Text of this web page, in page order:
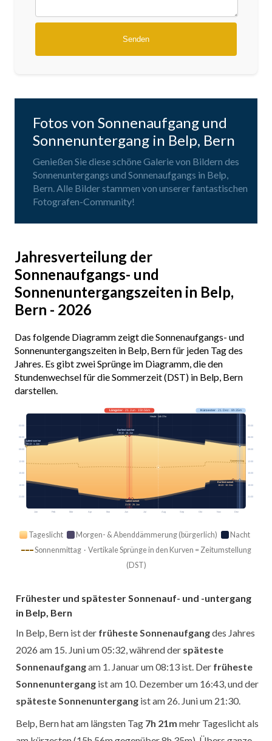
Fotos von Sonnenaufgang und
Sonnenuntergang in Belp, Bern
Genießen Sie diese schöne Galerie von Bildern des
Sonnenuntergangs und Sonnenaufgangs in Belp,
Bern. Alle Bilder stammen von unserer fantastischen
Fotografen-Community!
Jahresverteilung der
Sonnenaufgangs- und
Sonnenuntergangszeiten in Belp,
Bern - 2026
Das folgende Diagramm zeigt die Sonnenaufgangs- und
Sonnenuntergangszeiten in Belp, Bern für jeden Tag des
Jahres. Es gibt zwei Sprünge im Diagramm, die den
Stundenwechsel für die Sommerzeit (DST) in Belp, Bern
darstellen.
Jan Feb Mär Apr Mai Jun Jul Aug Sep Okt Nov Dez
Sonnenmittag
03:00 03:00
06:00 06:00
09:00 09:00
12:00 12:00
15:00 15:00
18:00 18:00
21:00 21:00
Längster· 21. Jun · 15h 56m Kürzester· 21. Dez · 8h 35m
Heute · 14h 37m
Earliest sunrise
05:32 · 15. Jun
Latest sunrise
08:13 · 1. Jan
Earliest sunset
16:43 · 10. Dez
Latest sunset
21:30 · 26. Jun
Tageslicht Morgen- & Abenddämmerung (bürgerlich)
Nacht
Sonnenmittag · Vertikale Sprünge in den Kurven = Zeitumstellung
(DST)
Frühester und spätester Sonnenauf- und -untergang
in Belp, Bern
In Belp, Bern ist der früheste Sonnenaufgangdes Jahres
2026 am 15. Juni um 05:32, während der späteste
Sonnenaufgangam 1. Januar um 08:13 ist. Der früheste
Sonnenuntergang ist am 10. Dezember um 16:43, und der
späteste Sonnenuntergang ist am 26. Juni um 21:30.
Belp, Bern hat am längsten Tag 7h 21m mehr Tageslicht als